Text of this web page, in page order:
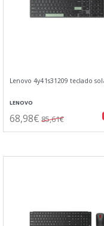
Lenovo 4y41s31209 teclado
LENOVO
68,98€ 85,61€